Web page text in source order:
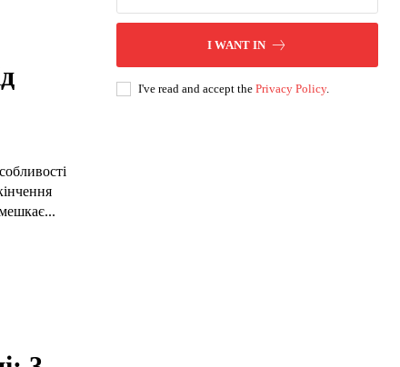
I WANT IN
I've read and accept the Privacy Policy.